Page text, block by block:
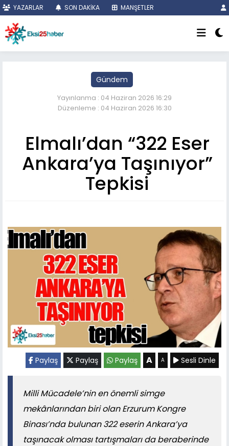
YAZARLAR SON DAKİKA MANŞETLER
Gündem
Yayınlanma : 04 Haziran 2026 16:29
Düzenleme : 04 Haziran 2026 16:30
Elmalı’dan “322 Eser
Ankara’ya Taşınıyor”
Tepkisi
Paylaş Paylaş Paylaş A A Sesli Dinle
Milli Mücadele’nin en önemli simge
mekânlarından biri olan Erzurum Kongre
Binası’nda bulunan 322 eserin Ankara’ya
taşınacak olması tartışmaları da beraberinde